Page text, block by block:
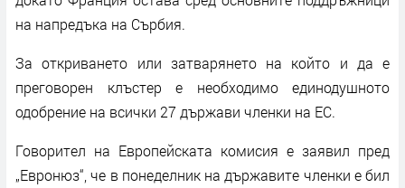
на напредъка на Сърбия.
За откриването или затварянето на който и да е
преговорен клъстер е необходимо единодушното
одобрение на всички 27 държави членки на ЕС.
Говорител на Европейската комисия е заявил пред
„Евронюз“, че в понеделник на държавите членки е бил